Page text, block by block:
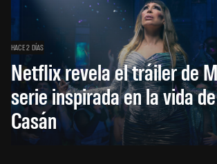
HACE 2 DÍAS
Netflix revela el tráiler de
serie inspirada en la vida
Casán